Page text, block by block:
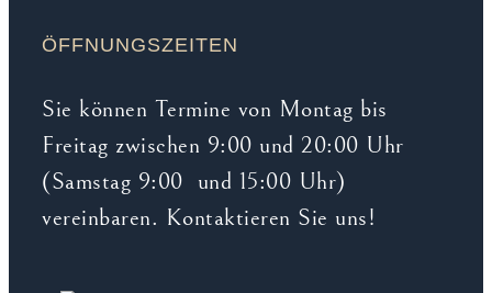
ÖFFNUNGSZEITEN
Sie können Termine von Montag bis
Freitag zwischen 9:00 und 20:00 Uhr
(Samstag 9:00 und 15:00 Uhr)
vereinbaren. Kontaktieren Sie uns!